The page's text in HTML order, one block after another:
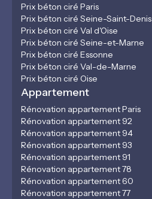
Prix béton ciré Paris
Prix béton ciré Seine-Saint-Denis
Prix béton ciré Val d'Oise
Prix béton ciré Seine-et-Marne
Prix béton ciré Essonne
Prix béton ciré Val-de-Marne
Prix béton ciré Oise
Appartement
Rénovation appartement Paris
Rénovation appartement 92
Rénovation appartement 94
Rénovation appartement 93
Rénovation appartement 91
Rénovation appartement 78
Rénovation appartement 60
Rénovation appartement 77